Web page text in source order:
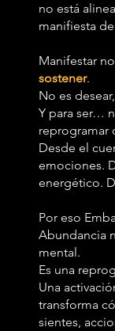
no está
manifiesta
Manifestar
sostener.
No es
Y para ser…
reprogramar
Desde el
emociones.
energético.
Por eso
Abundancia
mental.
Es una
Una
transforma
sientes,